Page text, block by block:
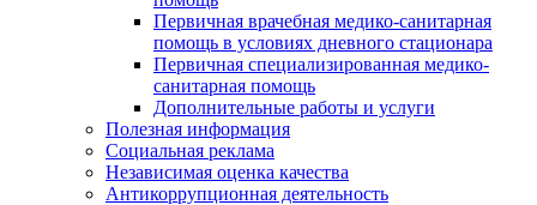
Первичная врачебная медико-санитарная
помощь в условиях дневного стационара
Первичная специализированная медико-
санитарная помощь
Дополнительные работы и услуги
Полезная информация
Социальная реклама
Независимая оценка качества
Антикоррупционная деятельность